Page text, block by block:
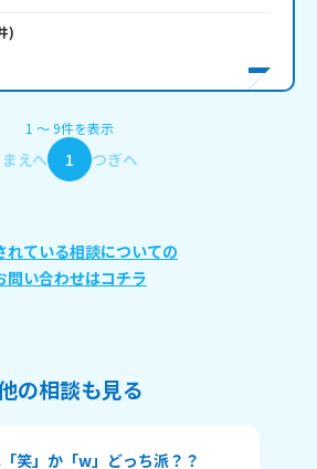
)
1 〜9件を表示
まえへ 1 つぎへ
れている相談についての
問い合わせはコチラ
の相談も見る
笑」か「w」どっち派？？